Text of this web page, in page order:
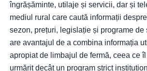
îngrășăminte, utilaje și servicii, dar și
mediul rural care caută informații
sezon, prețuri, legislație și programe de
are avantajul de a combina informația
apropiat de limbajul de fermă, ceea ce
urmărit decât un program strict